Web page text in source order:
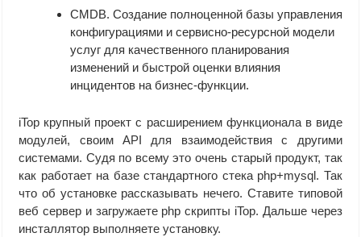
CMDB. Создание полноценной базы управления
конфигурациями и сервисно-ресурсной модели
услуг для качественного планирования
изменений и быстрой оценки влияния
инцидентов на бизнес-функции.
iTop крупный проект с расширением функционала в виде
модулей, своим API для взаимодействия с другими
системами. Судя по всему это очень старый продукт, так
как работает на базе стандартного стека php+mysql. Так
что об установке рассказывать нечего. Ставите типовой
веб сервер и загружаете php скрипты iTop. Дальше через
инсталлятор выполняете установку.